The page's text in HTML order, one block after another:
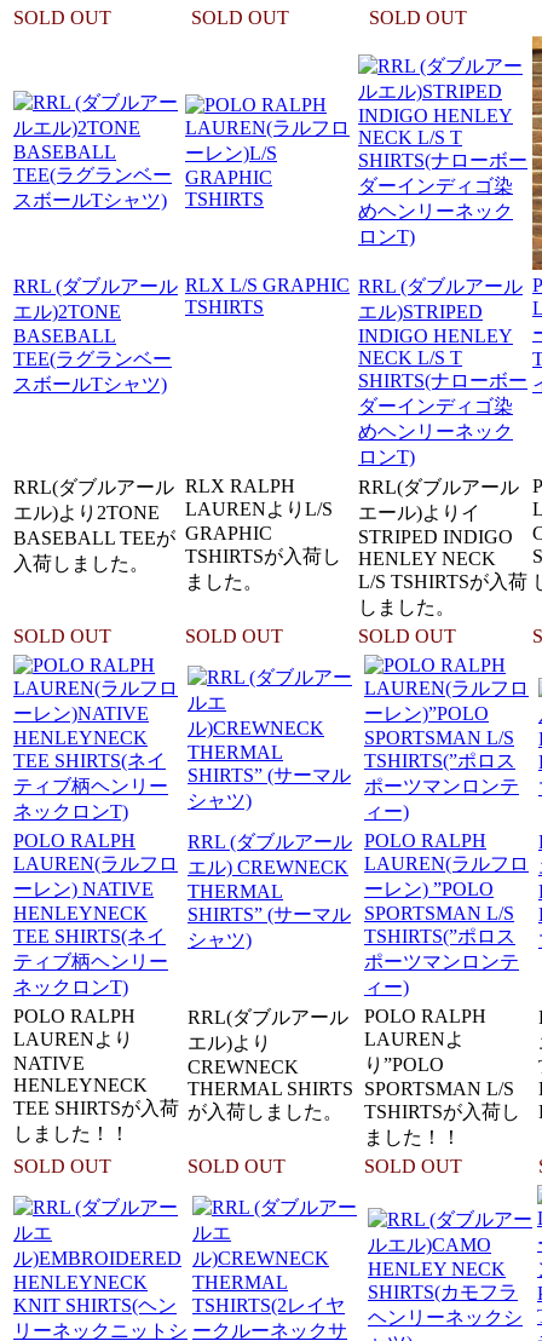
SOLD OUT SOLD OUT SOLD OUT
RRL (ダブルアール
エル)2TONE
BASEBALL
TEE(ラグランベー
スボールTシャツ)
RLX L/S GRAPHIC
TSHIRTS
RRL (ダブルアール
エル)STRIPED
INDIGO HENLEY
NECK L/S T
SHIRTS(ナローボー
ダーインディゴ染
めヘンリーネック
ロンT)
RRL(ダブルアール
エル)より2TONE
BASEBALL TEEが
入荷しました。
RLX RALPH
LAURENよりL/S
GRAPHIC
TSHIRTSが入荷し
ました。
RRL(ダブルアール
エール)よりイ
STRIPED INDIGO
HENLEY NECK
L/S TSHIRTSが入荷
しました。
SOLD OUT SOLD OUT SOLD OUT
POLO RALPH
LAUREN(ラルフロ
ーレン) NATIVE
HENLEYNECK
TEE SHIRTS(ネイ
ティブ柄ヘンリー
ネックロンT)
RRL (ダブルアール
エル) CREWNECK
THERMAL
SHIRTS” (サーマル
シャツ)
POLO RALPH
LAUREN(ラルフロ
ーレン) ”POLO
SPORTSMAN L/S
TSHIRTS(”ポロス
ポーツマンロンテ
ィー)
POLO RALPH
LAURENより
NATIVE
HENLEYNECK
TEE SHIRTSが入荷
しました！！
RRL(ダブルアール
エル)より
CREWNECK
THERMAL SHIRTS
が入荷しました。
POLO RALPH
LAURENよ
り”POLO
SPORTSMAN L/S
TSHIRTSが入荷し
ました！！
SOLD OUT
SOLD OUT SOLD OUT